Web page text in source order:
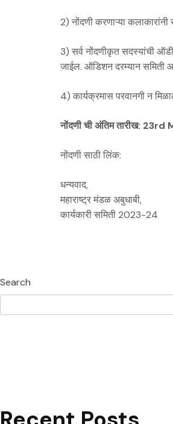
2) नोंदणी करणाऱ्या
3) सर्व नोंदणीकृत सदस्यांची
जाईल. ऑडिशन दरम्यान समिती
4) कार्यक्रमास परवानगी न
नोंदणी ची अंतिम तारीख:
नोंदणी साठी लिंक:
धन्यवाद,
महाराष्ट्र मंडळ अबुधाबी,
कार्यकारी समिती 2023-24
Search